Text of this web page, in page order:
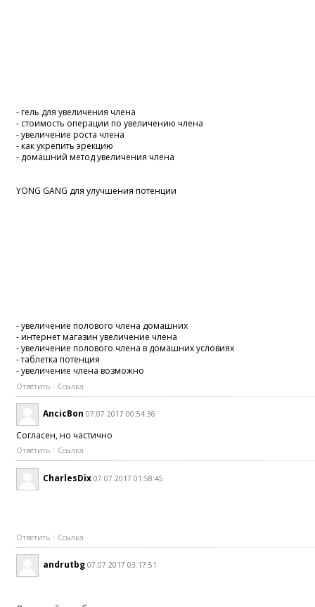
- гель для увеличения члена
- стоимость операции по увеличению члена
- увеличение роста члена
- как укрепить эрекцию
- домашний метод увеличения члена
YONG GANG для улучшения потенции
- увеличение полового члена домашних
- интернет магазин увеличение члена
- увеличение полового члена в домашних условиях
- таблетка потенция
- увеличение члена возможно
Ответить Ссылка
AncicBon 07.07.2017 00:54:36
Согласен, но частично
Ответить Ссылка
CharlesDix 07.07.2017 01:58:45
Ответить Ссылка
andrutbg 07.07.2017 03:17:51